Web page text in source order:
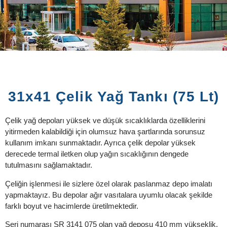
31x41 Çelik Yağ Tankı (75 Lt)
Çelik yağ depoları yüksek ve düşük sıcaklıklarda özelliklerini
yitirmeden kalabildiği için olumsuz hava şartlarında sorunsuz
kullanım imkanı sunmaktadır. Ayrıca çelik depolar yüksek
derecede termal iletken olup yağın sıcaklığının dengede
tutulmasını sağlamaktadır.
Çeliğin işlenmesi ile sizlere özel olarak paslanmaz depo imalatı
yapmaktayız. Bu depolar ağır vasıtalara uyumlu olacak şekilde
farklı boyut ve hacimlerde üretilmektedir.
Seri numarası SR 3141 075 olan yağ deposu 410 mm yükseklik,